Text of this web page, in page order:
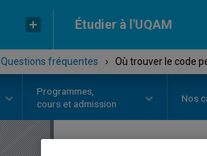
Étudier à l'UQAM
Questions fréquentes › Où trouver le code
Programmes,
cours et admission
Nos